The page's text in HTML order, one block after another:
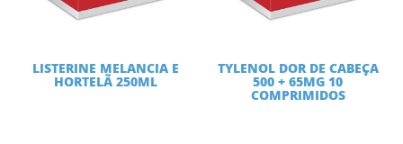
LISTERINE MELANCIA E
HORTELÃ 250ML
TYLENOL DOR DE CABEÇA
500 + 65MG 10
COMPRIMIDOS